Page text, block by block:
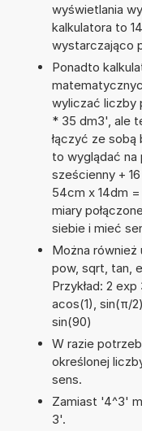
wyświetlania
kalkulatora to
wystarczająco
Ponadto
wyliczać liczby
* 35 dm3', ale
łączyć ze
to wyglądać na
sześcienny +
54cm x 14dm
miary
siebie i mieć
Można
pow, sqrt, tan,
Przykład: 2
acos(1), sin(π/
sin(90)
W razie
określonej
sens.
Zamiast '4^3'
3'.